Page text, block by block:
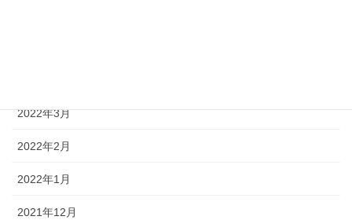
2022年3月
2022年2月
2022年1月
2021年12月